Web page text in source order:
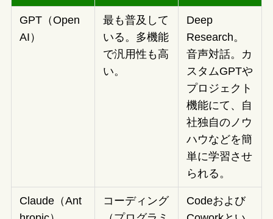
GPT（Open
AI）
最も普及して
いる。多機能
で汎用性も高
い。
Deep
Research。
音声対話。カ
スタムGPTや
プロジェクト
機能にて、自
社独自のノウ
ハウなどを簡
単に学習させ
られる。
Claude（Ant
コーディング
Codeおよび